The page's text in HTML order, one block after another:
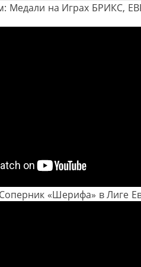
Медали на Играх БРИКС,
«Шерифа» в Лиге